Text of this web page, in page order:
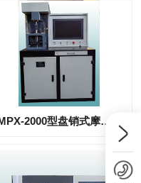
MPX-2000型盘销式摩擦磨损试验机